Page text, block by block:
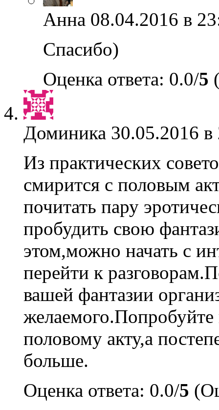
Анна 08.04.2016 в
Спасибо)
Оценка ответа: 0.0/5
Доминика 30.05.2016
Из практических
смирится с половым
почитать пару
пробудить свою
этом,можно начать с
перейти к
вашей фантазии
желаемого.Попробуйте
половому акту,а
больше.
Оценка ответа: 0.0/5